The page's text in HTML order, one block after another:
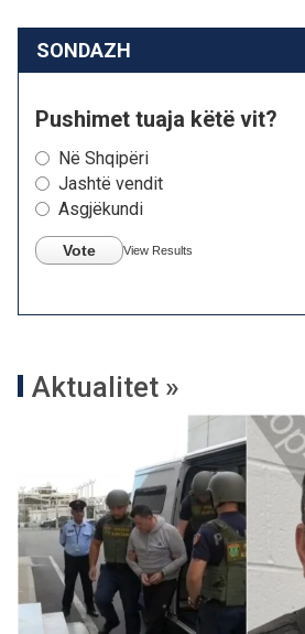
SONDAZH
Pushimet tuaja këtë vit?
Në Shqipëri
Jashtë vendit
Asgjëkundi
Vote View Results
Aktualitet »